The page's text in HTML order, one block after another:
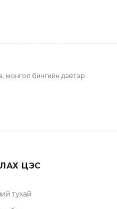
монгол бичгийн дэвтэр
ЦЭС
тухай